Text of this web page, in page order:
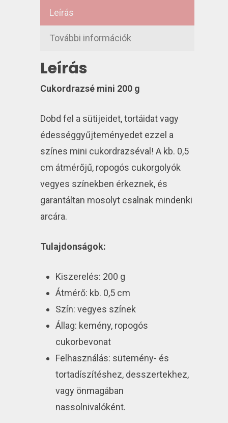
Leírás
További információk
Leírás
Cukordrazsé mini 200 g
Dobd fel a sütijeidet, tortáidat vagy
édességgyűjteményedet ezzel a
színes mini cukordrazséval! A kb. 0,5
cm átmérőjű, ropogós cukorgolyók
vegyes színekben érkeznek, és
garantáltan mosolyt csalnak mindenki
arcára.
Tulajdonságok:
Kiszerelés: 200 g
Átmérő: kb. 0,5 cm
Szín: vegyes színek
Állag: kemény, ropogós
cukorbevonat
Felhasználás: sütemény- és
tortadíszítéshez, desszertekhez,
vagy önmagában
nassolnivalóként.